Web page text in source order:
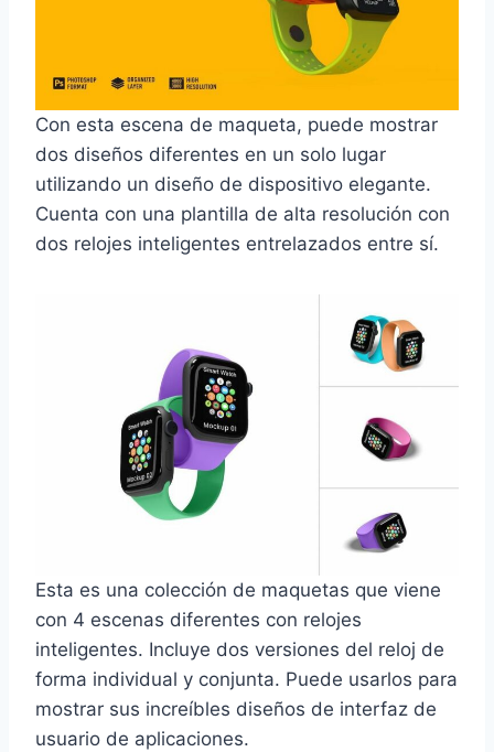
Con esta escena de maqueta, puede mostrar
dos diseños diferentes en un solo lugar
utilizando un diseño de dispositivo elegante.
Cuenta con una plantilla de alta resolución con
dos relojes inteligentes entrelazados entre sí.
Esta es una colección de maquetas que viene
con 4 escenas diferentes con relojes
inteligentes. Incluye dos versiones del reloj de
forma individual y conjunta. Puede usarlos para
mostrar sus increíbles diseños de interfaz de
usuario de aplicaciones.